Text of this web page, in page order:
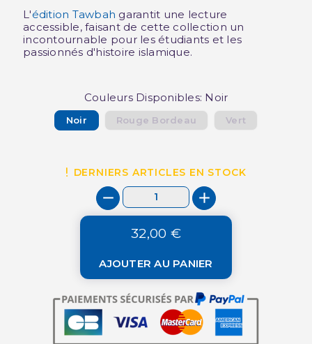
L'édition Tawbah garantit une lecture
accessible, faisant de cette collection un
incontournable pour les étudiants et les
passionnés d'histoire islamique.
Couleurs Disponibles: Noir
Noir Rouge Bordeau Vert
DERNIERS ARTICLES EN STOCK
32,00 €
AJOUTER AU PANIER